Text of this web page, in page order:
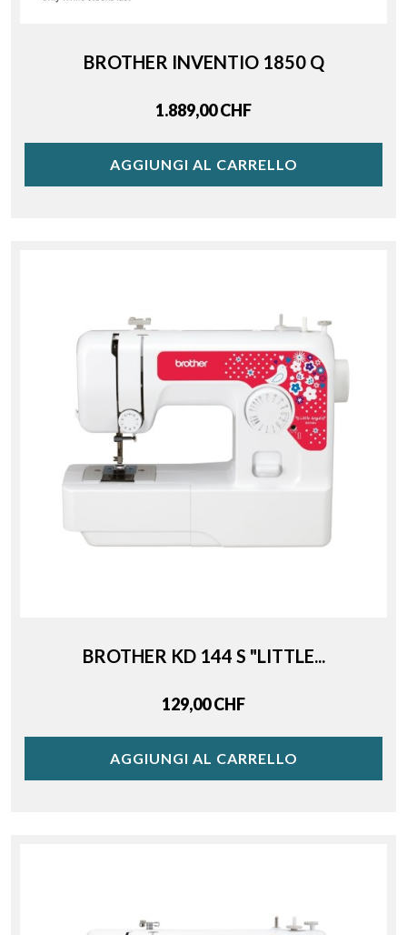
BROTHER INVENTIO 1850 Q
Price
1.889,00 CHF
AGGIUNGI AL CARRELLO
BROTHER KD 144 S "LITTLE...
Price
129,00 CHF
AGGIUNGI AL CARRELLO